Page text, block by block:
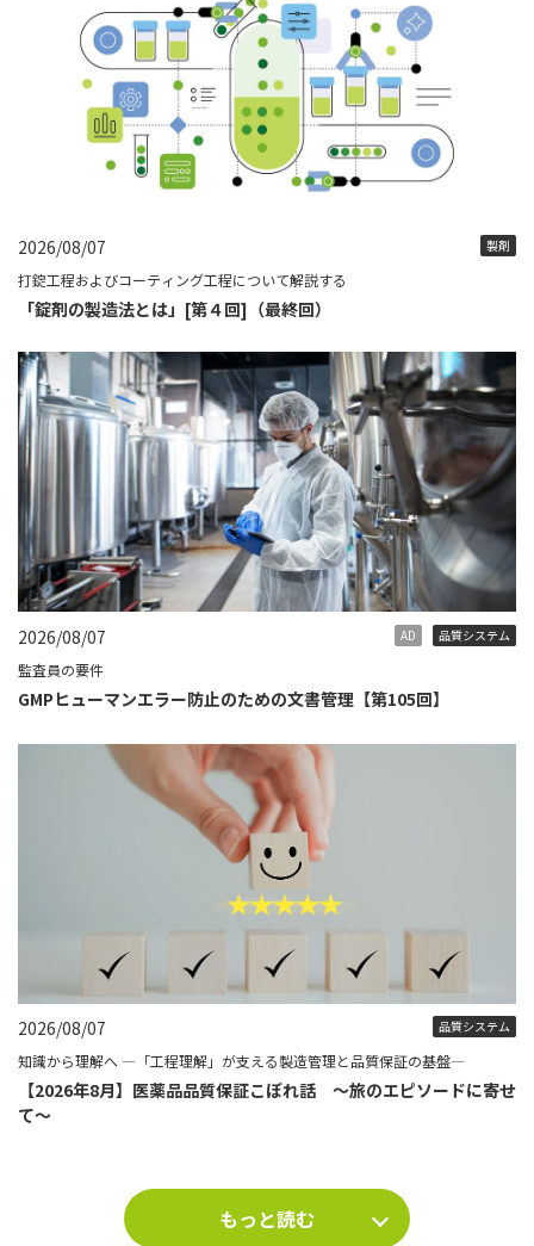
2026/08/07 製剤
打錠工程およびコーティング工程について解説する
「錠剤の製造法とは」[第４回]（最終回）
2026/08/07 AD 品質システム
監査員の要件
GMPヒューマンエラー防止のための文書管理【第105回】
2026/08/07 品質システム
知識から理解へ ―「工程理解」が支える製造管理と品質保証の基盤―
【2026年8月】医薬品品質保証こぼれ話 ～旅のエピソードに寄せ
て～
もっと読む